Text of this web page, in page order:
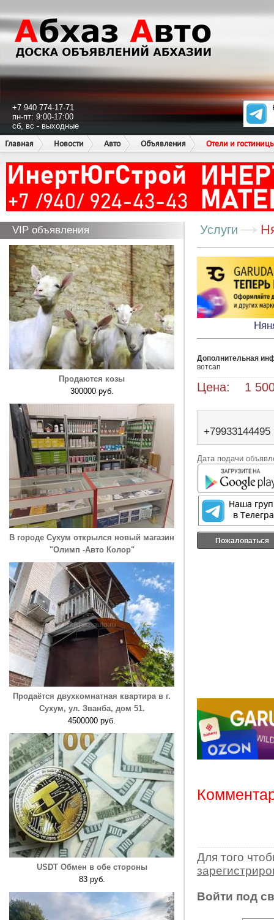
+7 940 774-17-71
пн-пт: 9:00-17:00
сб, вс - выходные
Главная
Новости Авто Объявления Отели и
VIP объявления
Продаются козы
300000 руб.
В городе Сухум открылся новый магазин
"Олимп -Авто Колор"
Продаётся двухкомнатная квартира в г.
Сухум, ул. Званба, дом 51.
4500000 руб.
USDT Обмен в обе стороны
83 руб.
Услуги
Дополнительная
вотсап
Цена: 1
+79933144495
Дата подачи
Пожаловаться
Для того
Войти под